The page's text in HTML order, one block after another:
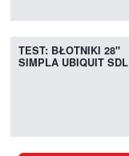
TEST: BŁOTNIKI 28"
SIMPLA UBIQUIT SDL